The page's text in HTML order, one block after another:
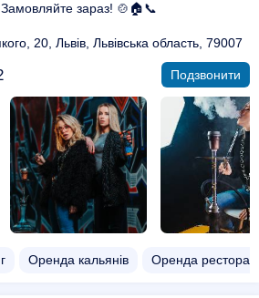
зараз! 🍲🏠📞
20, Львів, Львівська область, 79007
Подзвонити
Оренда кальянів Оренда